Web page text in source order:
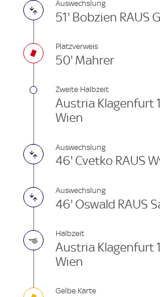
Auswechslung
51' Bobzien RAUS
Platzverweis
50' Mahrer
Zweite Halbzeit
Austria Klagenfurt
Wien
Auswechslung
46' Cvetko RAUS
Auswechslung
46' Oswald RAUS
Halbzeit
Austria Klagenfurt
Wien
Gelbe Karte